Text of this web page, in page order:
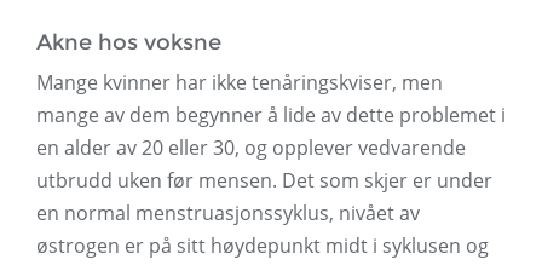
Akne hos voksne
Mange kvinner har ikke tenåringskviser, men
mange av dem begynner å lide av dette problemet i
en alder av 20 eller 30, og opplever vedvarende
utbrudd uken før mensen. Det som skjer er under
en normal menstruasjonssyklus, nivået av
østrogen er på sitt høydepunkt midt i syklusen og